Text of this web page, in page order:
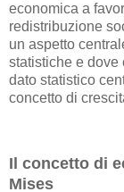
economica a
redistribuzione
un aspetto
statistiche e dove
dato statistico
concetto di
Il concetto di
Mises